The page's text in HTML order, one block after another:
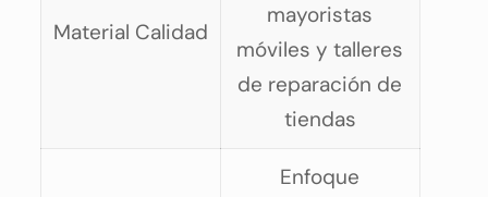
Material Calidad
mayoristas
móviles y talleres
de reparación de
tiendas
Enfoque